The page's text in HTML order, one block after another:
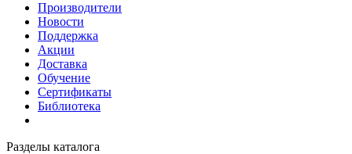
Производители
Новости
Поддержка
Акции
Доставка
Обучение
Сертификаты
Библиотека
Разделы каталога